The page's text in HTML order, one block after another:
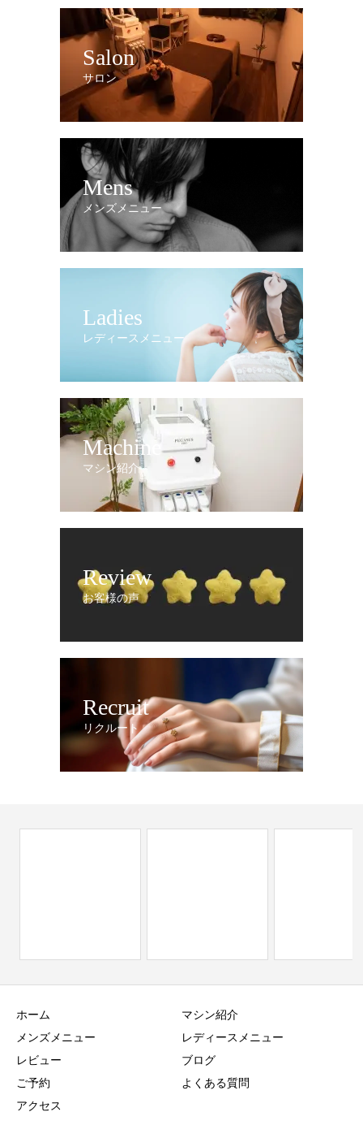
Salon
サロン
Mens
メンズメニュー
Ladies
レディースメニュー
Machine
マシン紹介
Review
お客様の声
Recruit
リクルート
ホーム
マシン紹介
メンズメニュー
レディースメニュー
レビュー
ブログ
ご予約
よくある質問
アクセス